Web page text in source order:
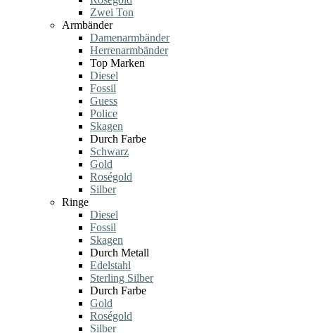
Zwei Ton
Armbänder
Damenarmbänder
Herrenarmbänder
Top Marken
Diesel
Fossil
Guess
Police
Skagen
Durch Farbe
Schwarz
Gold
Roségold
Silber
Ringe
Diesel
Fossil
Skagen
Durch Metall
Edelstahl
Sterling Silber
Durch Farbe
Gold
Roségold
Silber